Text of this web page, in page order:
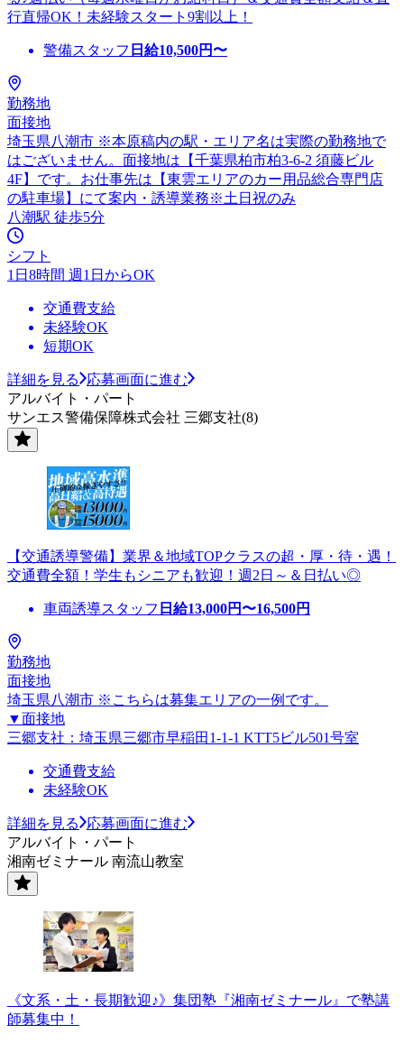
行直帰OK！未経験スタート9割以上！
警備スタッフ 日給10,500円〜
勤務地
面接地
埼玉県八潮市 ※本原稿内の駅・エリア名は実際の勤務地で
はございません。面接地は【千葉県柏市柏3-6-2 須藤ビル
4F】です。お仕事先は【東雲エリアのカー用品総合専門店
の駐車場】にて案内・誘導業務※土日祝のみ
八潮駅 徒歩5分
シフト
1日8時間 週1日からOK
交通費支給
未経験OK
短期OK
詳細を見る
応募画面に進む
アルバイト・パート
サンエス警備保障株式会社 三郷支社(8)
【交通誘導警備】業界＆地域TOPクラスの超・厚・待・遇！
交通費全額！学生もシニアも歓迎！週2日～＆日払い◎
車両誘導スタッフ 日給13,000円〜16,500円
勤務地
面接地
埼玉県八潮市 ※こちらは募集エリアの一例です。
▼面接地
三郷支社：埼玉県三郷市早稲田1-1-1 KTT5ビル501号室
交通費支給
未経験OK
詳細を見る
応募画面に進む
アルバイト・パート
湘南ゼミナール 南流山教室
《文系・土・長期歓迎♪》集団塾『湘南ゼミナール』で塾講
師募集中！